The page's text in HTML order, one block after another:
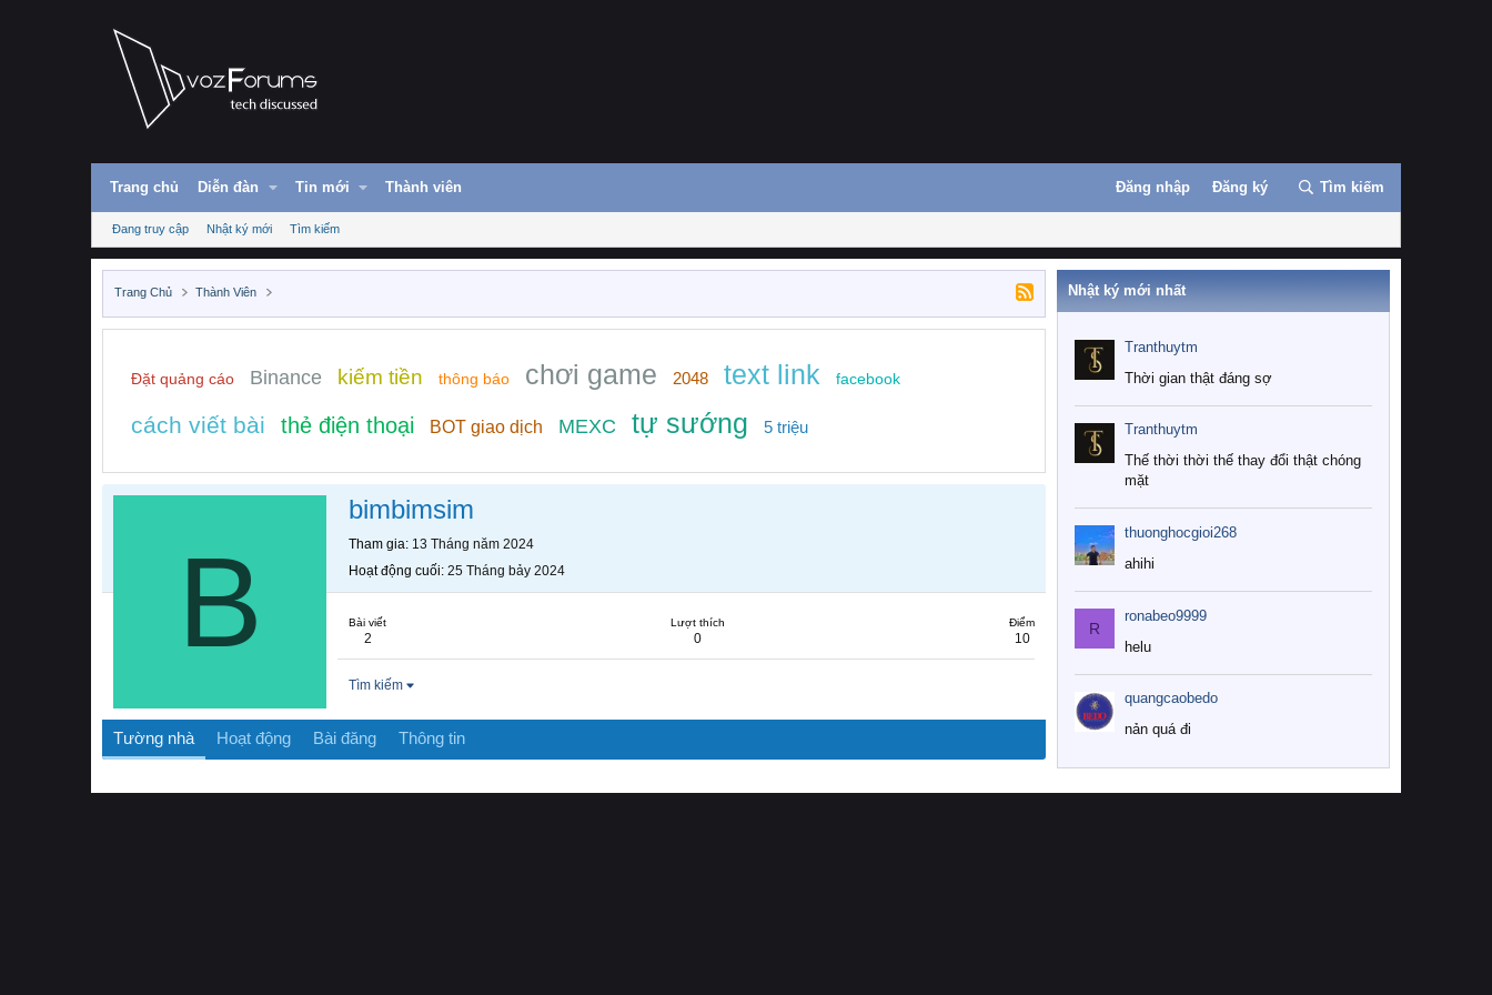
Trang chủ Diễn đàn Tin mới Thành viên Đăng nhập Đăng ký Tìm kiếm
Đang truy cập Nhật ký mới Tìm kiếm
Trang Chủ Thành Viên
Đặt quảng cáo Binance kiếm tiền thông báo chơi game 2048 text link facebook
cách viết bài thẻ điện thoại BOT giao dịch MEXC tự sướng 5 triệu
B
bimbimsim
Tham gia 13 Tháng năm 2024
Hoạt động cuối 25 Tháng bảy 2024
Bài viết
2
Lượt thích
0
Điểm
10
Tìm kiếm
Tường nhà Hoạt động Bài đăng Thông tin
Nhật ký mới nhất
Tranthuytm
Thời gian thật đáng sợ
Tranthuytm
Thế thời thời thế thay đổi thật chóng
mặt
thuonghocgioi268
ahihi
R
ronabeo9999
helu
quangcaobedo
nản quá đi